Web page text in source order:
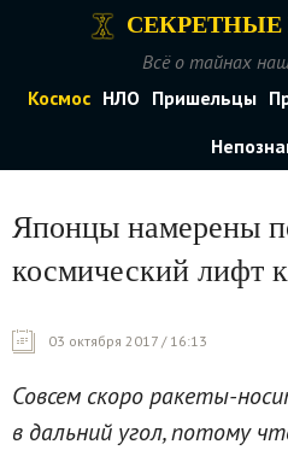
Всё о тайнах
Космос НЛО Пришельцы
Японцы намерены
космический лифт
03 октября 2017 / 16:13
Совсем скоро ракеты-
в дальний угол, потому